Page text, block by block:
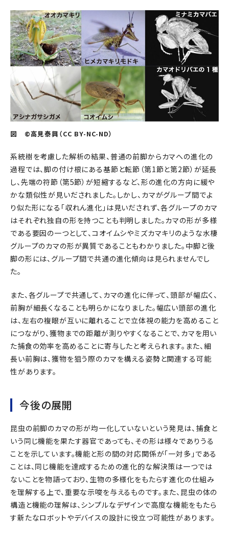
図 ©高見泰興（CC BY-NC-ND）
系統樹を考慮した解析の結果、普通の前脚からカマへの進化の
過程では、脚の付け根にある基節と転節（第1節と第2節）が延長
し、先端の符節（第5節）が短縮するなど、形の進化の方向に緩や
かな類似性が見いだされました。しかし、カマがグループ間でよ
り似た形になる「収れん進化」は見いだされず、各グループのカマ
はそれぞれ独自の形を持つことも判明しました。カマの形が多様
である要因の一つとして、コオイムシやミズカマキリのような水棲
グループのカマの形が異質であることもわかりました。中脚と後
脚の形には、グループ間で共通の進化傾向は見られませんでし
た。
また、各グループで共通して、カマの進化に伴って、頭部が幅広く、
前胸が細長くなることも明らかになりました。幅広い頭部の進化
は、左右の複眼が互いに離れることで立体視の能力を高めること
につながり、獲物までの距離が測りやすくなることで、カマを用い
た捕食の効率を高めることに寄与したと考えられます。また、細
長い前胸は、獲物を狙う際のカマを構える姿勢と関連する可能
性があります。
今後の展開
昆虫の前脚のカマの形が均一化していないという発見は、捕食と
いう同じ機能を果たす器官であっても、その形は様々でありうる
ことを示しています。機能と形の間の対応関係が「一対多」である
ことは、同じ機能を達成するための進化的な解決策は一つでは
ないことを物語っており、生物の多様化をもたらす進化の仕組み
を理解する上で、重要な示唆を与えるものです。また、昆虫の体の
構造と機能の理解は、シンプルなデザインで高度な機能をもたら
す新たなロボットやデバイスの設計に役立つ可能性があります。